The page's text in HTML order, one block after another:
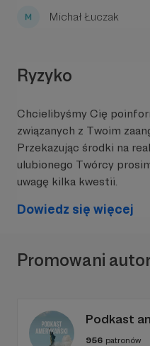
zawodników
30% potrzebnego
potrzebne nam jest
Na czym polega
Słuchanie wskazówek
na boisku, radość z
treningach to
Michał Łuczak
Ryzyko
Chcielibyśmy Cię
związanych z Twoim
Przekazując środki na
ulubionego Twórcy
uwagę kilka kwestii.
Dowiedz się więcej
Promowani
Podkast
956 patronów